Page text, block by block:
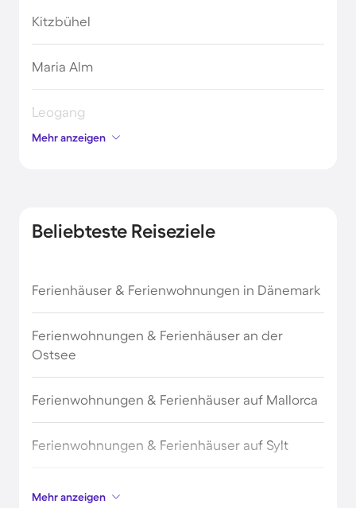
Kitzbühel
Maria Alm
Leogang
Gerlos
Saalbach
Mehr anzeigen
Beliebteste Reiseziele
Ferienhäuser & Ferienwohnungen in Dänemark
Ferienwohnungen & Ferienhäuser an der
Ostsee
Ferienwohnungen & Ferienhäuser auf Mallorca
Ferienwohnungen & Ferienhäuser auf Sylt
Ferienwohnungen & Ferienhäuser auf Borkum
Mehr anzeigen